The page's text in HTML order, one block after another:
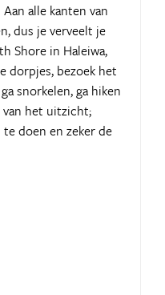
alle kanten van
dus je verveelt je
Shore in Haleiwa,
dorpjes, bezoek het
snorkelen, ga hiken
het uitzicht;
doen en zeker de